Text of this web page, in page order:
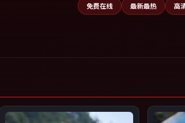
免费在线 最新最热 高